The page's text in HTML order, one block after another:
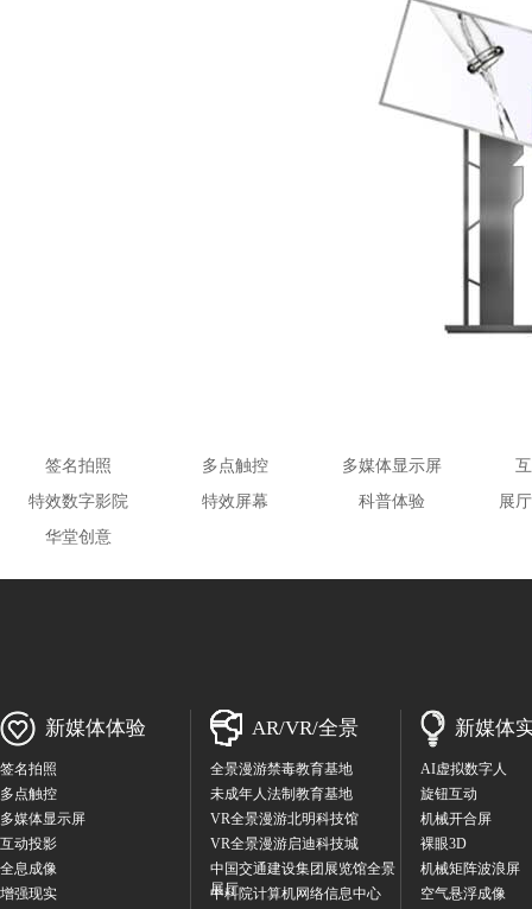
签名拍照 多点触控 多媒体显示屏
特效数字影院
特效屏幕 科普体验
展
华堂创意
新媒体体验
签名拍照
多点触控
多媒体显示屏
互动投影
全息成像
增强现实
AR/VR/全景
全景漫游禁毒教育基地
未成年人法制教育基地
VR全景漫游北明科技馆
VR全景漫游启迪科技城
中国交通建设集团展览馆全景
展厅
中科院计算机网络信息中心
新媒体
AI虚拟数字人
旋钮互动
机械开合屏
裸眼3D
机械矩阵波浪屏
空气悬浮成像